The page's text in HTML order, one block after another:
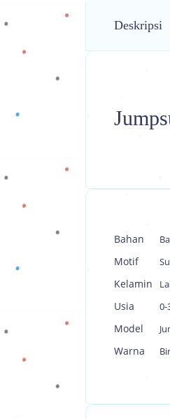
Deskripsi
Bahan
Motif
Kelamin
Usia 0-
Model
Warna